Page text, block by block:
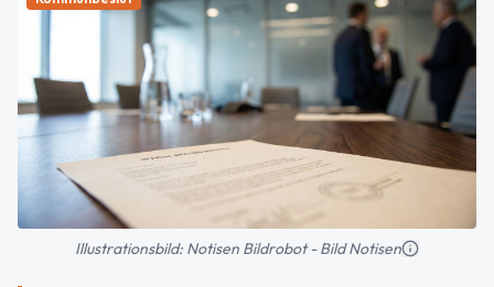
Illustrationsbild: Notisen Bildrobot - Bild Notisen